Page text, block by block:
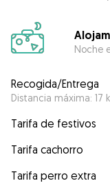
Noche
Recogida/Entrega
Distancia máxima: 17
Tarifa de festivos
Tarifa cachorro
Tarifa perro extra